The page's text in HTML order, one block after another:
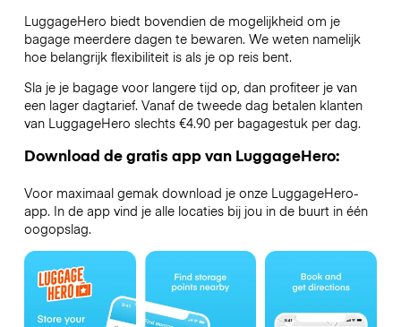
LuggageHero biedt bovendien de mogelijkheid om je
bagage meerdere dagen te bewaren. We weten namelijk
hoe belangrijk flexibiliteit is als je op reis bent.
Sla je je bagage voor langere tijd op, dan profiteer je van
een lager dagtarief. Vanaf de tweede dag betalen klanten
van LuggageHero slechts €4.90 per bagagestuk per dag.
Download de gratis app van LuggageHero:
Voor maximaal gemak download je onze LuggageHero-
app. In de app vind je alle locaties bij jou in de buurt in één
oogopslag.